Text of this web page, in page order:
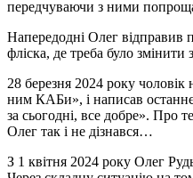
передчуваючи з ними
Напередодні Олег відправив
фліска, де треба було змінити
28 березня 2024 року
ним КАБи», і написав
за сьогодні, все добре». Про
Олег так і не дізнався…
З 1 квітня 2024 року Олег